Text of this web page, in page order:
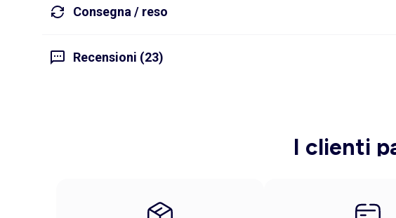
Consegna / reso
Recensioni (23)
I clienti